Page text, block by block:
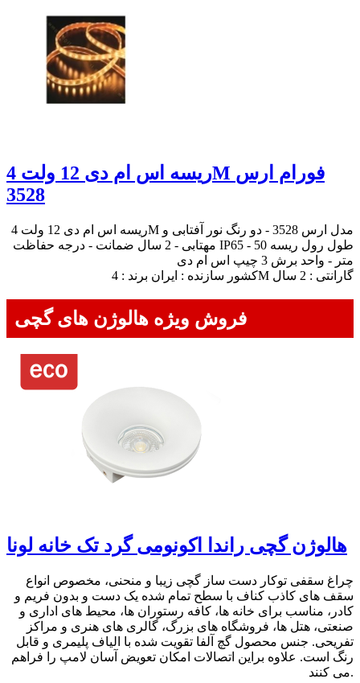
ریسه اس ام دی 12 ولت 4M فورام ارس
3528
ریسه اس ام دی 12 ولت 4M مدل ارس 3528 - دو رنگ نور آفتابی و
مهتابی - 2 سال ضمانت - درجه حفاظت IP65 - طول رول ریسه 50
متر - واحد برش 3 چیپ اس ام دی
کشور سازنده : ایران برند : 4M گارانتی : 2 سال
فروش ویژه هالوژن های گچی
هالوژن گچی راندا اکونومی گرد تک خانه لونا
چراغ سقفی توکار دست ساز گچی زیبا و منحنی، مخصوص انواع
سقف های کاذب کناف با سطح تمام شده یک دست و بدون فریم و
کادر، مناسب برای خانه ها، کافه رستوران ها، محیط های اداری و
صنعتی، هتل ها، فروشگاه های بزرگ، گالری های هنری و مراکز
تفریحی. جنس محصول گچ آلفا تقویت شده با الیاف پلیمری و قابل
رنگ است. علاوه براین اتصالات امکان تعویض آسان لامپ را فراهم
می کنند.